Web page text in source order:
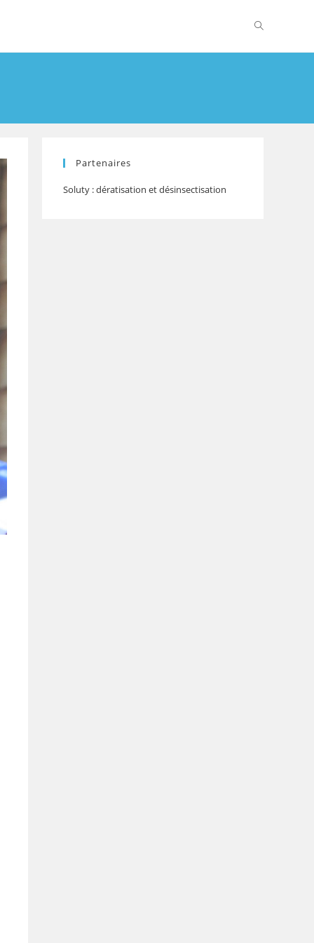
Partenaires
Soluty : dératisation et désinsectisation